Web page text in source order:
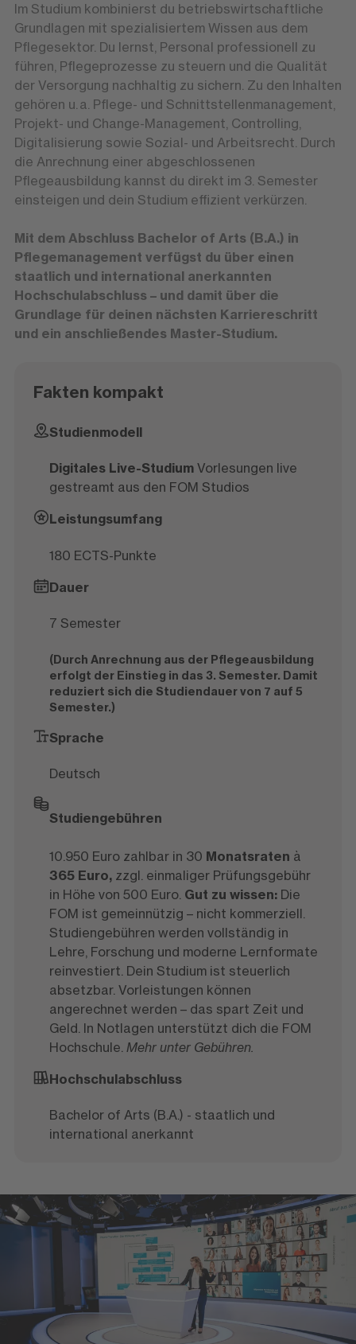
Im Studium kombinierst du betriebswirtschaftliche
Grundlagen mit spezialisiertem Wissen aus dem
Pflegesektor. Du lernst, Personal professionell zu
führen, Pflegeprozesse zu steuern und die Qualität
der Versorgung nachhaltig zu sichern. Zu den Inhalten
gehören u. a. Pflege- und Schnittstellenmanagement,
Projekt- und Change-Management, Controlling,
Digitalisierung sowie Sozial- und Arbeitsrecht. Durch
die Anrechnung einer abgeschlossenen
Pflegeausbildung kannst du direkt im 3. Semester
einsteigen und dein Studium effizient verkürzen.
Mit dem Abschluss Bachelor of Arts (B.A.) in
Pflegemanagement verfügst du über einen
staatlich und international anerkannten
Hochschulabschluss – und damit über die
Grundlage für deinen nächsten Karriereschritt
und ein anschließendes Master-Studium.
Fakten kompakt
Studienmodell
Digitales Live-StudiumVorlesungen live
gestreamt aus den FOM Studios
Leistungsumfang
180 ECTS-Punkte
Dauer
7 Semester
(Durch Anrechnung aus der Pflegeausbildung
erfolgt der Einstieg in das 3. Semester. Damit
reduziert sich die Studiendauer von 7 auf 5
Semester.)
Sprache
Deutsch
Studiengebühren
10.950 Euro zahlbar in 30 Monatsraten à
365 Euro, zzgl. einmaliger Prüfungsgebühr
in Höhe von 500 Euro. Gut zu wissen:Die
FOM ist gemeinnützig – nicht kommerziell.
Studiengebühren werden vollständig in
Lehre, Forschung und moderne Lernformate
reinvestiert. Dein Studium ist steuerlich
absetzbar. Vorleistungen können
angerechnet werden – das spart Zeit und
Geld. In Notlagen unterstützt dich die FOM
Hochschule. Mehr unter Gebühren.
Hochschulabschluss
Bachelor of Arts (B.A.) - staatlich und
international anerkannt